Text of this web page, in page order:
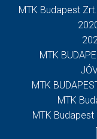
MTK Budapest
MTK
MTK
MTK
MTK